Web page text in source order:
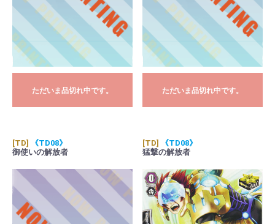
ただいま品切れ中です。 ただいま品切れ中です。
[TD]
《TD08》
御使いの解放者
[TD]
《TD08》
猛撃の解放者